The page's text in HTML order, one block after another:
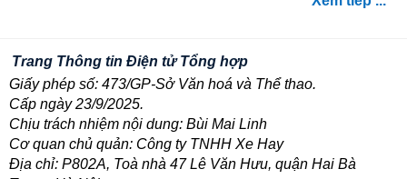
Trang Thông tin Điện tử Tổng hợp
Giấy phép số: 473/GP-Sở Văn hoá và Thể thao.
Cấp ngày 23/9/2025.
Chịu trách nhiệm nội dung: Bùi Mai Linh
Cơ quan chủ quản: Công ty TNHH Xe Hay
Địa chỉ: P802A, Toà nhà 47 Lê Văn Hưu, quận Hai Bà